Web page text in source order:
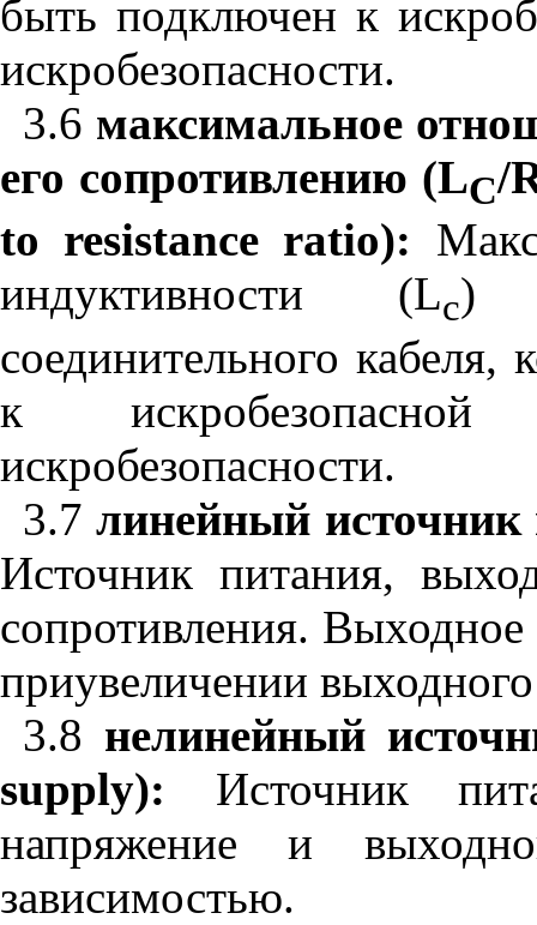
быть подключен к
искробезопасности.
3.6 максимальное
его сопротивлению (LC/
to resistance ratio):
индуктивности (Lc)
соединительного
к
искробезопасности.
3.7линейный источник
Источник питания,
сопротивления.
приувеличении
3.8 нелинейный
supply): Источник
напряжение и
зависимостью.